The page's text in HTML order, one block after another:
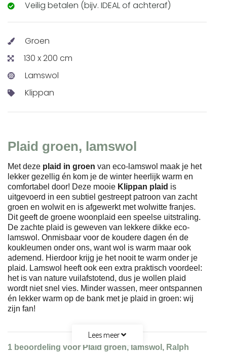
Veilig betalen (bijv. IDEAL of achteraf)
Groen
130 x 200 cm
Lamswol
Klippan
Plaid groen, lamswol
Met deze plaid in groen van eco-lamswol maak je het
lekker gezellig én kom je de winter heerlijk warm en
comfortabel door! Deze mooie Klippan plaid is
uitgevoerd in een subtiel gestreept patroon van zacht
groen en wolwit en is afgewerkt met wolwitte franjes.
Dit geeft de groene woonplaid een speelse uitstraling.
De zachte plaid is geweven van lekkere dikke eco-
lamswol. Onmisbaar voor de koudere dagen én de
koukleumen onder ons, want wol is warm maar ook
ademend. Hierdoor krijg je het nooit te warm onder je
plaid. Lamswol heeft ook een extra praktisch voordeel:
het is van nature vuilafstotend, dus je wollen plaid
wordt niet snel vies. Minder wassen, meer ontspannen
én lekker warm op de bank met je plaid in groen: wij
zijn fan!
Lees meer
1 beoordeling voor Plaid groen, lamswol, Ralph